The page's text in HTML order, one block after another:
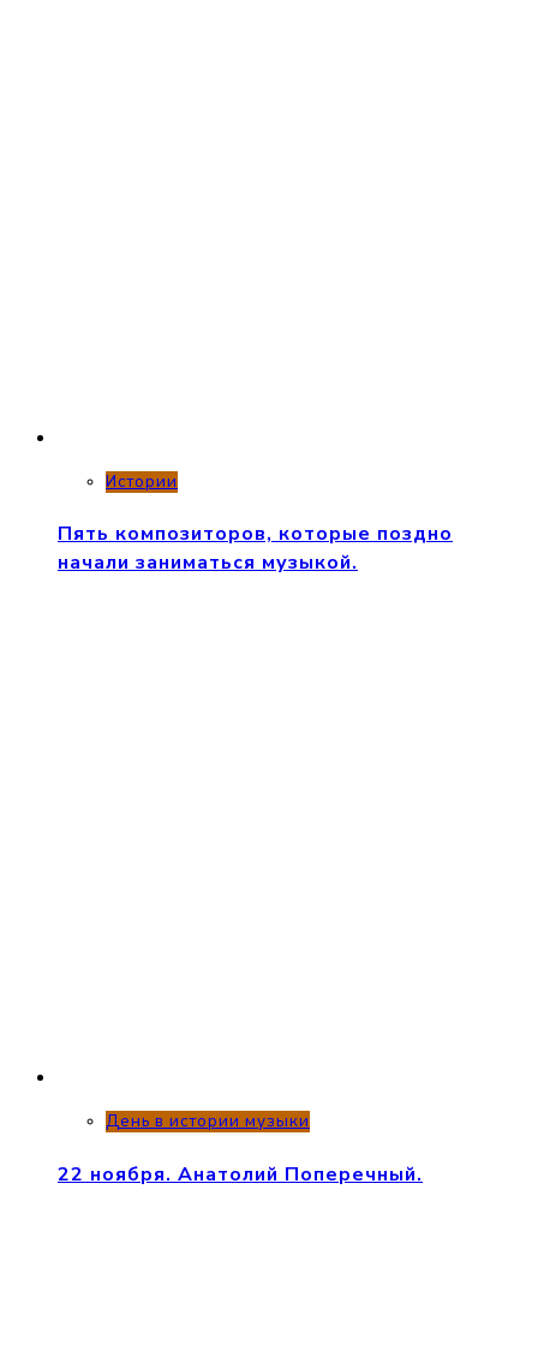
Истории
Пять композиторов, которые поздно
начали заниматься музыкой.
День в истории музыки
22 ноября. Анатолий Поперечный.